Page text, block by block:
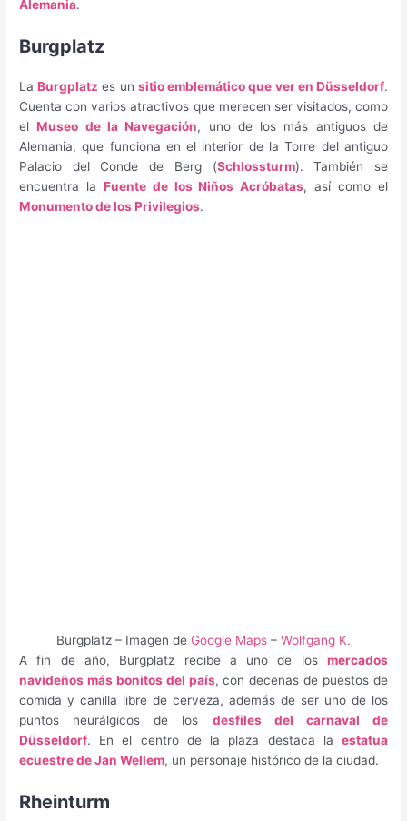
Alemania.
Burgplatz
LaBurgplatz es un sitio emblemático que ver en Düsseldorf.
Cuenta con varios atractivos que merecen ser visitados, como
elMuseo de la Navegación, uno de los más antiguos de
Alemania, que funciona en el interior de la Torre del antiguo
Palacio del Conde de Berg (Schlossturm). También se
encuentra la Fuente de los Niños Acróbatas, así como el
Monumento de los Privilegios.
Burgplatz – Imagen de Google Maps – Wolfgang K.
A fin de año, Burgplatz recibe a uno de los mercados
navideños más bonitos del país, con decenas de puestos de
comida y canilla libre de cerveza, además de ser uno de los
puntos neurálgicos de los desfiles del carnaval de
Düsseldorf. En el centro de la plaza destaca la estatua
ecuestre de Jan Wellem, un personaje histórico de la ciudad.
Rheinturm